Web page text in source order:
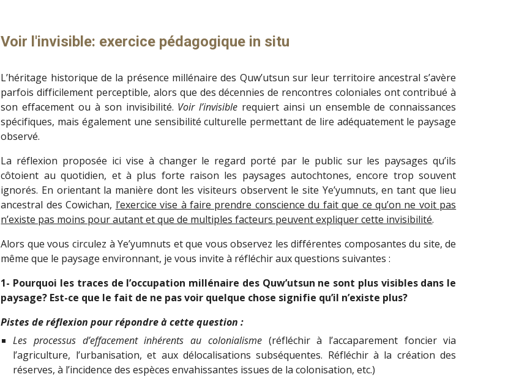
Voir l'invisible: exercice pédagogique in situ
L’héritage historique de la présence millénaire des Quw’utsun sur leur territoire ancestral s’avère
parfois difficilement perceptible, alors que des décennies de rencontres coloniales ont contribué à
son effacement ou à son invisibilité. Voir l’invisible requiert ainsi un ensemble de connaissances
spécifiques, mais également une sensibilité culturelle permettant de lire adéquatement le paysage
observé.
La réflexion proposée ici vise à changer le regard porté par le public sur les paysages qu’ils
côtoient au quotidien, et à plus forte raison les paysages autochtones, encore trop souvent
ignorés. En orientant la manière dont les visiteurs observent le site Ye’yumnuts, en tant que lieu
ancestral des Cowichan, l’exercice vise à faire prendre conscience du fait que ce qu’on ne voit pas
n’existe pas moins pour autant et que de multiples facteurs peuvent expliquer cette invisibilité.
Alors que vous circulez à Ye’yumnuts et que vous observez les différentes composantes du site, de
même que le paysage environnant, je vous invite à réfléchir aux questions suivantes :
1- Pourquoi les traces de l’occupation millénaire des Quw’utsun ne sont plus visibles dans le
paysage? Est-ce que le fait de ne pas voir quelque chose signifie qu’il n’existe plus?
Pistes de réflexion pour répondre à cette question :
Les processus d’effacement inhérents au colonialisme(réfléchir à l’accaparement foncier via
l’agriculture, l’urbanisation, et aux délocalisations subséquentes. Réfléchir à la création des
réserves, à l’incidence des espèces envahissantes issues de la colonisation, etc.)